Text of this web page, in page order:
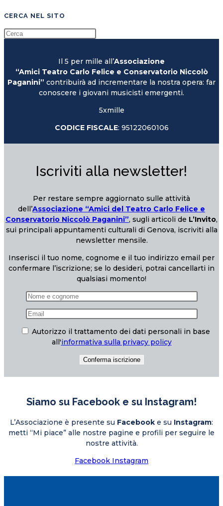
CERCA NEL SITO
Il 5 per mille all’Associazione
“Amici Teatro Carlo Felice e Conservatorio Niccolò
Paganini” contribuirà ad incrementare la nostra opera: far
conoscere i giovani musicisti emergenti.
5xmille
CODICE FISCALE: 95122060106
Iscriviti alla newsletter!
Per restare sempre aggiornato sulle attività
dell’Associazione “Amici del Teatro Carlo Felice e
Conservatorio Niccolò Paganini”, sugli articoli de L’Invito,
sui principali appuntamenti culturali di Genova, iscriviti alla
newsletter mensile.
Inserisci il tuo nome, cognome e il tuo indirizzo email per
confermare l’iscrizione; se lo desideri, potrai cancellarti in
qualsiasi momento!
Autorizzo il trattamento dei dati personali in base
all'informativa sulla privacy policy
Siamo su Facebook e su Instagram!
L’Associazione è presente su Facebook e su Instagram:
metti “Mi piace” alle nostre pagine e profili per seguire le
nostre attività.
Facebook Instagram